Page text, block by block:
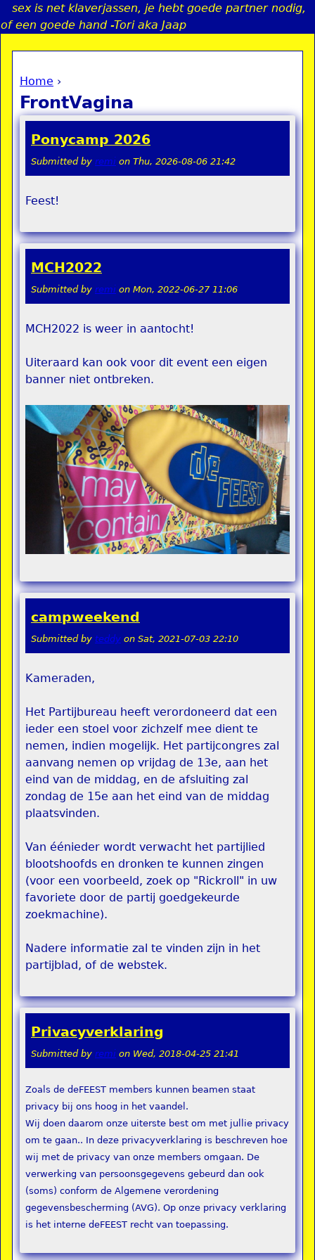
Jump to navigation
sex is net klaverjassen, je hebt goede partner nodig,
of een goede hand -Tori aka Jaap
You are here
Home ›
FrontVagina
Ponycamp 2026
Submitted by remi on Thu, 2026-08-06 21:42
Feest!
MCH2022
Submitted by remi on Mon, 2022-06-27 11:06
MCH2022 is weer in aantocht!
Uiteraard kan ook voor dit event een eigen
banner niet ontbreken.
campweekend
Submitted by teddy on Sat, 2021-07-03 22:10
Kameraden,
Het Partijbureau heeft verordoneerd dat een
ieder een stoel voor zichzelf mee dient te
nemen, indien mogelijk. Het partijcongres zal
aanvang nemen op vrijdag de 13e, aan het
eind van de middag, en de afsluiting zal
zondag de 15e aan het eind van de middag
plaatsvinden.
Van éénieder wordt verwacht het partijlied
blootshoofds en dronken te kunnen zingen
(voor een voorbeeld, zoek op "Rickroll" in uw
favoriete door de partij goedgekeurde
zoekmachine).
Nadere informatie zal te vinden zijn in het
partijblad, of de webstek.
Privacyverklaring
Submitted by remi on Wed, 2018-04-25 21:41
Zoals de deFEEST members kunnen beamen staat
privacy bij ons hoog in het vaandel.
Wij doen daarom onze uiterste best om met jullie privacy
om te gaan.. In deze privacyverklaring is beschreven hoe
wij met de privacy van onze members omgaan. De
verwerking van persoonsgegevens gebeurd dan ook
(soms) conform de Algemene verordening
gegevensbescherming (AVG). Op onze privacy verklaring
is het interne deFEEST recht van toepassing.